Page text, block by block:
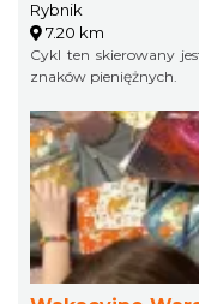
Rybnik
7.20 km
Cykl ten skierowany
znaków pieniężnych.